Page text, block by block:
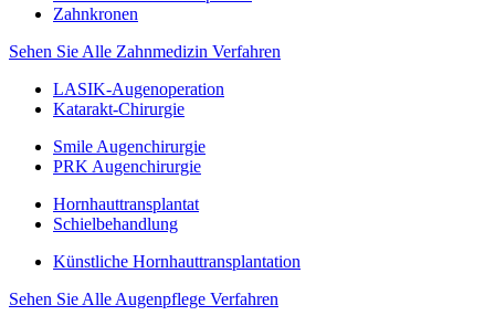
Zahnkronen
Sehen Sie Alle Zahnmedizin Verfahren
LASIK-Augenoperation
Katarakt-Chirurgie
Smile Augenchirurgie
PRK Augenchirurgie
Hornhauttransplantat
Schielbehandlung
Künstliche Hornhauttransplantation
Sehen Sie Alle Augenpflege Verfahren